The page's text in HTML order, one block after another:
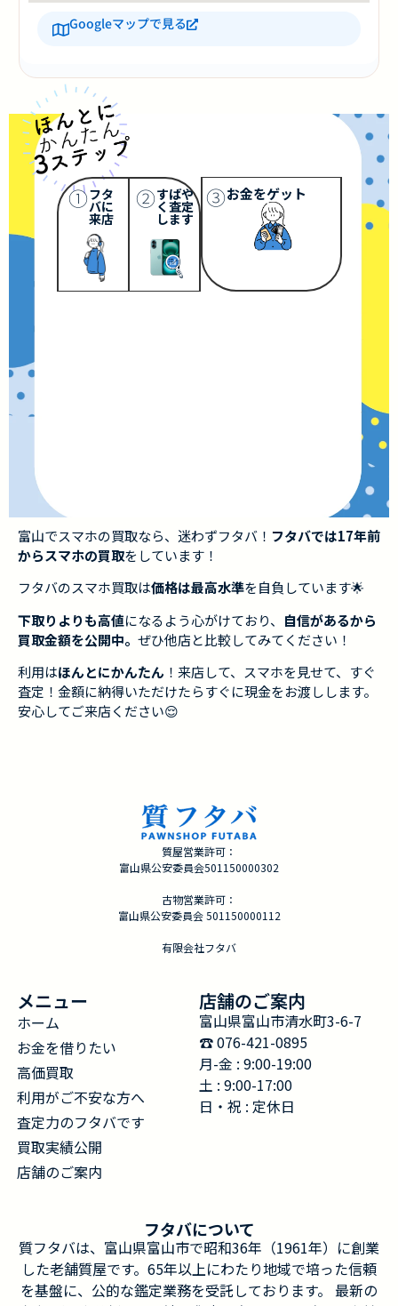
Googleマップで見る
①フタ
バに
来店
②すばや
く査定
します
③お金をゲット
富山でスマホの買取なら、迷わずフタバ！ フタバでは17年前
からスマホの買取をしています！
フタバのスマホ買取は価格は最高水準を自負しています🌟
下取りよりも高値になるよう心がけており、 自信があるから
買取金額を公開中。 ぜひ他店と比較してみてください！
利用はほんとにかんたん ！来店して、スマホを見せて、すぐ
査定！金額に納得いただけたらすぐに現金をお渡しします。
安心してご来店ください😌
質屋営業許可：
富山県公安委員会501150000302
古物営業許可：
富山県公安委員会 501150000112
有限会社フタバ
メニュー
ホーム
お金を借りたい
高価買取
利用がご不安な方へ
査定力のフタバです
買取実績公開
店舗のご案内
店舗のご案内
富山県富山市清水町3-6-7
☎︎ 076-421-0895
月-金 : 9:00-19:00
土 : 9:00-17:00
日・祝 : 定休日
フタバについて
質フタバは、富山県富山市で昭和36年（1961年）に創業
した老舗質屋です。65年以上にわたり地域で培った信頼
を基盤に、公的な鑑定業務を受託しております。 最新の